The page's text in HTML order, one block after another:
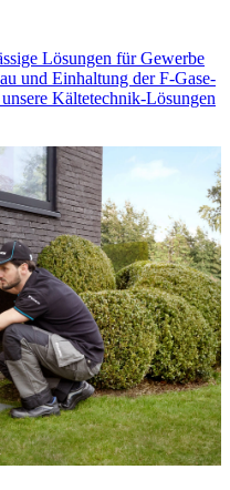
Lösungen für Gewerbe
und Einhaltung der F-Gase-
Kältetechnik-Lösungen